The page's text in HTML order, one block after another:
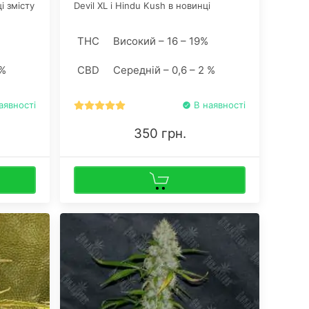
змісту
Devil XL і Hindu Kush в новинці
стабільності веги.
THC Високий – 16 – 19%
CBD Середній – 0,6 – 2 %
В наявності
350 грн.